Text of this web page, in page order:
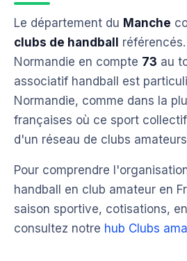
Le département du Manche
clubs de handball
Normandie en compte 73 au
associatif handball est
Normandie, comme dans la
françaises où ce sport
d'un réseau de clubs
Pour comprendre
handball en club amateur en
saison sportive, cotisations,
consultez notre hub Clubs